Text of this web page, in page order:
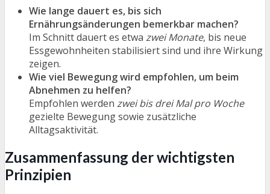
Wie lange dauert es, bis sich
Ernährungsänderungen bemerkbar machen?
Im Schnitt dauert es etwa zwei Monate, bis neue
Essgewohnheiten stabilisiert sind und ihre Wirkung
zeigen.
Wie viel Bewegung wird empfohlen, um beim
Abnehmen zu helfen?
Empfohlen werden zwei bis drei Mal pro Woche
gezielte Bewegung sowie zusätzliche
Alltagsaktivität.
Zusammenfassung der wichtigsten
Prinzipien